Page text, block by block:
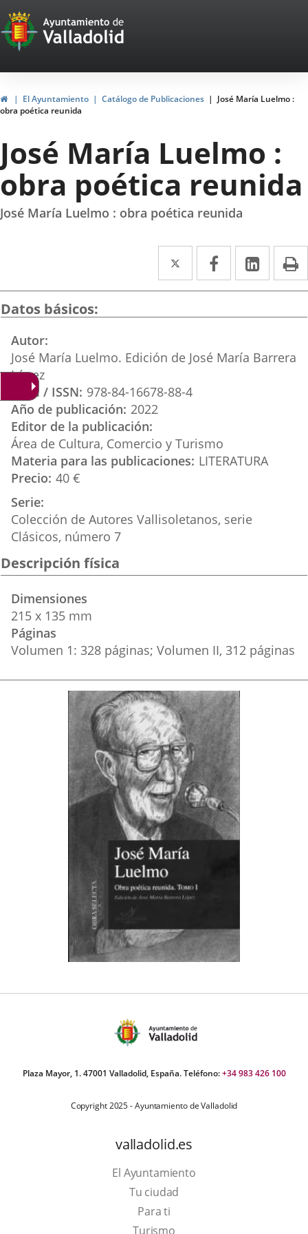
Portal
Web
del
Ayuntamiento
de
Valladolid
HomeEl Ayuntamiento Catálogo de Publicaciones
José María Luelmo :
obra poética reunida
José María Luelmo :
obra poética reunida
José María Luelmo : obra poética reunida
Twitter
Enlace
a
externa.
Facebook
Enlace
a
externa.
Enlace
a
Datos básicos
Autor
José María Luelmo. Edición de José María Barrera
López
ISBN / ISSN 978-84-16678-88-4
Año de publicación 2022
Editor de la publicación
Área de Cultura, Comercio y Turismo
Materia para las publicaciones LITERATURA
Precio 40 €
Serie
Colección de Autores Vallisoletanos, serie
Clásicos, número 7
Descripción física
Dimensiones
215 x 135 mm
Páginas
Volumen 1: 328 páginas; Volumen II, 312 páginas
Plaza Mayor, 1. 47001 Valladolid, España. Teléfono:+34 983 426 100
Copyright 2025 - Ayuntamiento de Valladolid
valladolid.es
El Ayuntamiento
Tu ciudad
Para ti
TurismoThis